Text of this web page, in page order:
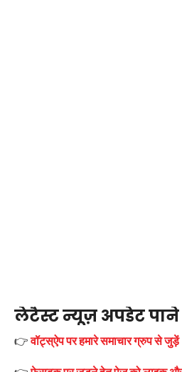
लेटैस्ट न्यूज़ अपडेट
👉वॉट्स्ऐप पर हमारे समाचार ग्रुप से जुड़ें